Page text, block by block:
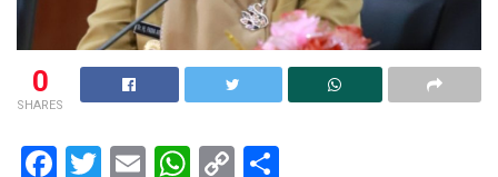
0
SHARES
F
T
E
W C